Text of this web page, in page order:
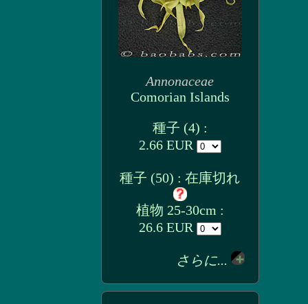
Annonaceae
Comorian Islands
種子 (4) :
2.66 EUR
種子 (50) : 在庫切れ
植物 25-30cm :
26.6 EUR
さらに...